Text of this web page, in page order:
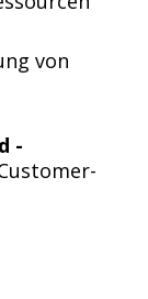
von
-